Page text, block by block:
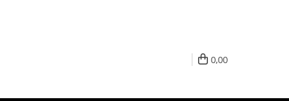
0,00